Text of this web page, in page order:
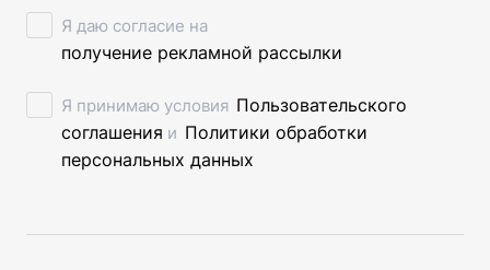
Я даю согласие на
получение рекламной рассылки
Я принимаю условия Пользовательского
соглашения и Политики обработки
персональных данных